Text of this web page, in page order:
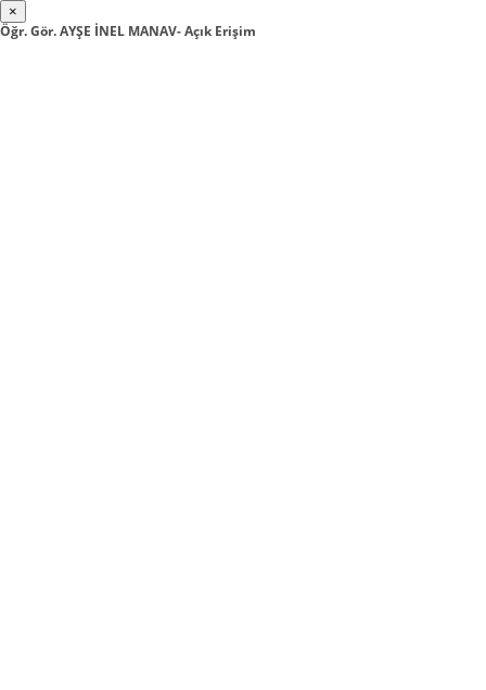
×
Öğr. Gör. AYŞE İNEL MANAV- Açık Erişim